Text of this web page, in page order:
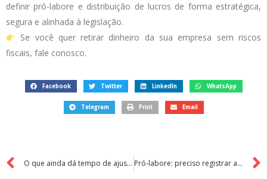
definir pró-labore e distribuição de lucros de forma estratégica,
segura e alinhada à legislação.
Se você quer retirar dinheiro da sua empresa sem riscos
fiscais, fale conosco.
Facebook Twitter LinkedIn WhatsApp
Telegram Print Email
O que ainda dá tempo de ajustar legalmente na empresa antes de 31/12 Pró-labore: preciso registrar ata na Junta Comercial?